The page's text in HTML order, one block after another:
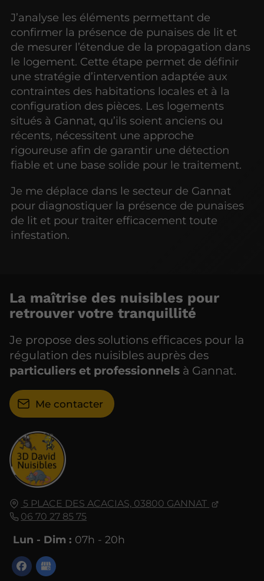
J’analyse les éléments permettant de
confirmer la présence de punaises de lit et
de mesurer l’étendue de la propagation dans
le logement. Cette étape permet de définir
une stratégie d’intervention adaptée aux
contraintes des habitations locales et à la
configuration des pièces. Les logements
situés à Gannat, qu’ils soient anciens ou
récents, nécessitent une approche
rigoureuse afin de garantir une détection
fiable et une base solide pour le traitement.
Je me déplace dans le secteur de Gannat
pour diagnostiquer la présence de punaises
de lit et pour traiter efficacement toute
infestation.
5 PLACE DES ACACIAS, 03800 GANNAT
06 70 27 85 75
Lun - Dim : 07h - 20h
La maîtrise des nuisibles pour
retrouver votre tranquillité
Je propose des solutions efficaces pour la
régulation des nuisibles auprès des
particuliers et professionnels à Gannat.
Me contacter